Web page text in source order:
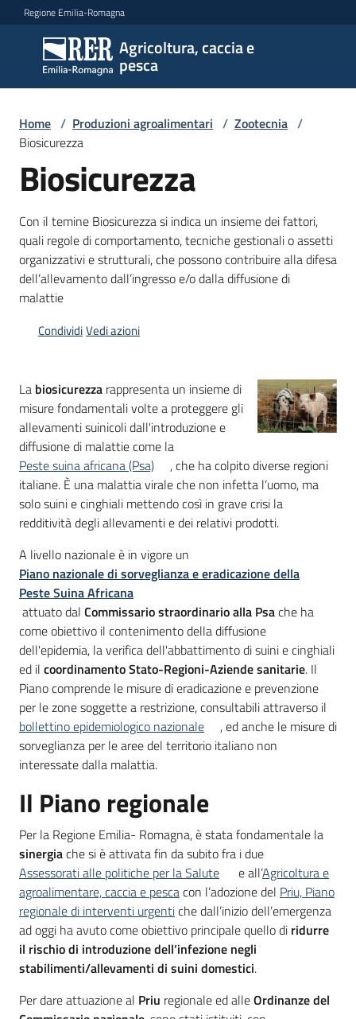
Vai al contenuto
Vai alla navigazione
Vai al footer
Regione Emilia-Romagna
Agricoltura, caccia e
pesca
Agricoltura,
caccia e
pesca
Argomenti
Novità
Servizi
Leggi
Piani
programmi
progetti
Agricoltura
in
cifre
Seguici
su
Home / Produzioni agroalimentari / Zootecnia /
Biosicurezza
Biosicurezza
Con il temine Biosicurezza si indica un insieme dei fattori,
quali regole di comportamento, tecniche gestionali o assetti
organizzativi e strutturali, che possono contribuire alla difesa
dell’allevamento dall’ingresso e/o dalla diffusione di
malattie
CondividiVedi azioni
La biosicurezza rappresenta un insieme di
misure fondamentali volte a proteggere gli
allevamenti suinicoli dall'introduzione e
diffusione di malattie come la
Peste suina africana (Psa)
, che ha colpito diverse regioni
italiane. È una malattia virale che non infetta l’uomo, ma
solo suini e cinghiali mettendo così in grave crisi la
redditività degli allevamenti e dei relativi prodotti.
A livello nazionale è in vigore un
Piano nazionale di sorveglianza e eradicazione della
Peste Suina Africana
attuato dal Commissario straordinario alla Psache ha
come obiettivo il contenimento della diffusione
dell'epidemia, la verifica dell'abbattimento di suini e cinghiali
ed il coordinamento Stato-Regioni-Aziende sanitarie. Il
Piano comprende le misure di eradicazione e prevenzione
per le zone soggette a restrizione, consultabili attraverso il
bollettino epidemiologico nazionale
, ed anche le misure di
sorveglianza per le aree del territorio italiano non
interessate dalla malattia.
Il Piano regionale
Per la Regione Emilia- Romagna, è stata fondamentale la
sinergiache si è attivata fin da subito fra i due
Assessorati alle politiche per la Salute
e all’Agricoltura e
agroalimentare, caccia e pescacon l’adozione del Priu, Piano
regionale di interventi urgentiche dall’inizio dell’emergenza
ad oggi ha avuto come obiettivo principale quello di ridurre
il rischio di introduzione dell’infezione negli
stabilimenti/allevamenti di suini domestici.
Per dare attuazione al Priu regionale ed alleOrdinanze del